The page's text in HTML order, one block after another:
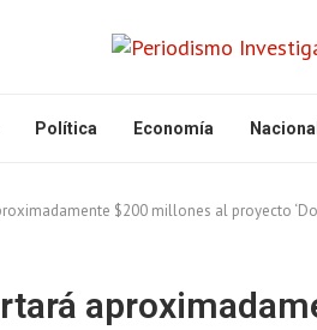
Política Economía Nacional
$200 millones al proyecto